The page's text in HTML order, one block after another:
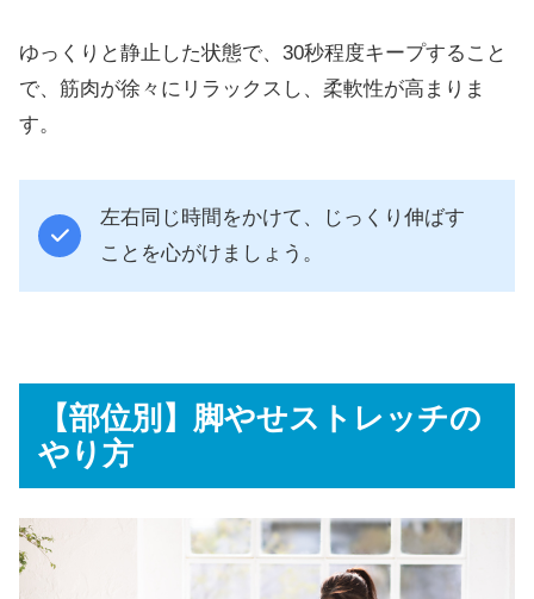
ゆっくりと静止した状態で、30秒程度キープすること
で、筋肉が徐々にリラックスし、柔軟性が高まりま
す。
左右同じ時間をかけて、じっくり伸ばす
ことを心がけましょう。
【部位別】脚やせストレッチの
やり方